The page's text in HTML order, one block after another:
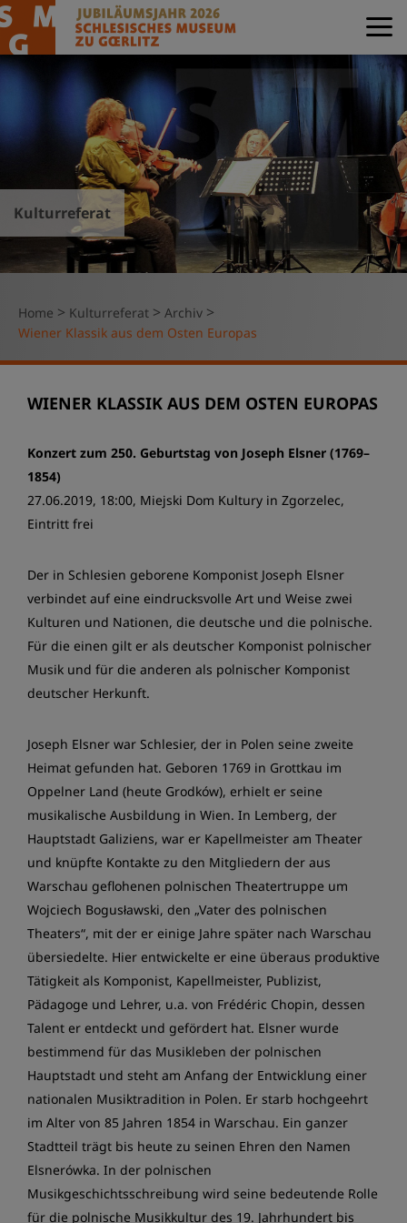
Kulturreferat
Home > Kulturreferat > Archiv >
Wiener Klassik aus dem Osten Europas
WIENER KLASSIK AUS DEM OSTEN EUROPAS
Konzert zum 250. Geburtstag von Joseph Elsner (1769–
1854)
27.06.2019, 18:00, Miejski Dom Kultury in Zgorzelec,
Eintritt frei
Der in Schlesien geborene Komponist Joseph Elsner
verbindet auf eine eindrucksvolle Art und Weise zwei
Kulturen und Nationen, die deutsche und die polnische.
Für die einen gilt er als deutscher Komponist polnischer
Musik und für die anderen als polnischer Komponist
deutscher Herkunft.
Joseph Elsner war Schlesier, der in Polen seine zweite
Heimat gefunden hat. Geboren 1769 in Grottkau im
Oppelner Land (heute Grodków), erhielt er seine
musikalische Ausbildung in Wien. In Lemberg, der
Hauptstadt Galiziens, war er Kapellmeister am Theater
und knüpfte Kontakte zu den Mitgliedern der aus
Warschau geflohenen polnischen Theatertruppe um
Wojciech Bogusławski, den „Vater des polnischen
Theaters“, mit der er einige Jahre später nach Warschau
übersiedelte. Hier entwickelte er eine überaus produktive
Tätigkeit als Komponist, Kapellmeister, Publizist,
Pädagoge und Lehrer, u.a. von Frédéric Chopin, dessen
Talent er entdeckt und gefördert hat. Elsner wurde
bestimmend für das Musikleben der polnischen
Hauptstadt und steht am Anfang der Entwicklung einer
nationalen Musiktradition in Polen. Er starb hochgeehrt
im Alter von 85 Jahren 1854 in Warschau. Ein ganzer
Stadtteil trägt bis heute zu seinen Ehren den Namen
Elsnerówka. In der polnischen
Musikgeschichtsschreibung wird seine bedeutende Rolle
für die polnische Musikkultur des 19. Jahrhundert bis